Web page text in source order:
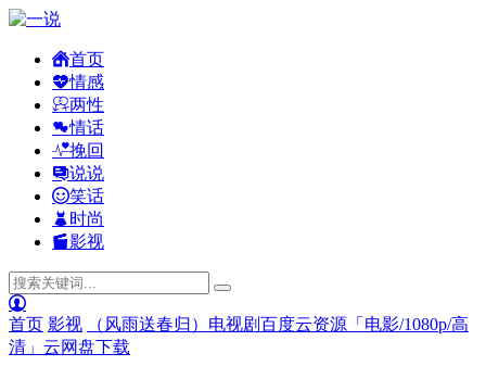
首页
情感
两性
情话
挽回
说说
笑话
时尚
影视
首页 影视
（风雨送春归）电视剧百度云资源「电影/1080p/高
清」云网盘下载